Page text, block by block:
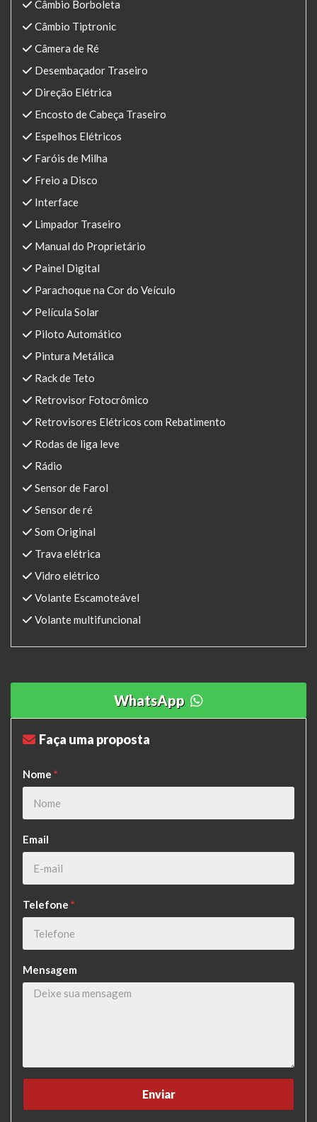
Câmbio Borboleta
Câmbio Tiptronic
Câmera de Ré
Desembaçador Traseiro
Direção Elétrica
Encosto de Cabeça Traseiro
Espelhos Elétricos
Faróis de Milha
Freio a Disco
Interface
Limpador Traseiro
Manual do Proprietário
Painel Digital
Parachoque na Cor do Veículo
Película Solar
Piloto Automático
Pintura Metálica
Rack de Teto
Retrovisor Fotocrômico
Retrovisores Elétricos com Rebatimento
Rodas de liga leve
Rádio
Sensor de Farol
Sensor de ré
Som Original
Trava elétrica
Vidro elétrico
Volante Escamoteável
Volante multifuncional
WhatsApp
Faça uma proposta
Nome *
Email
Telefone *
Mensagem